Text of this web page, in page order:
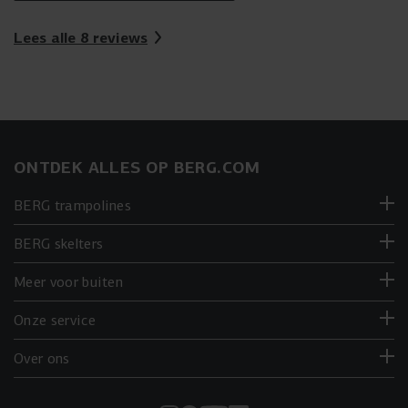
Lees alle 8 reviews
ONTDEK ALLES OP BERG.COM
BERG trampolines
BERG skelters
Meer voor buiten
Onze service
Over ons